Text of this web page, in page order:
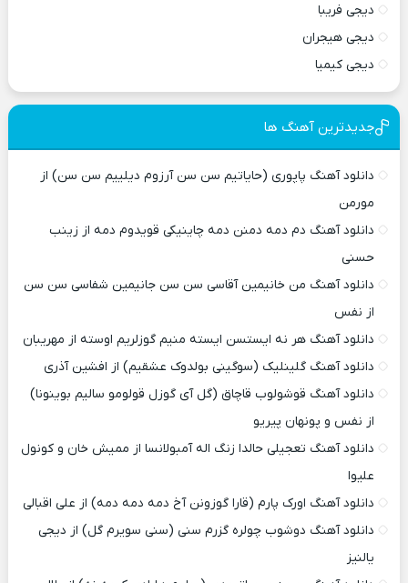
دیجی فریبا
دیجی هیجران
دیجی کیمیا
جدیدترین آهنگ ها
دانلود آهنگ پاپوری (حایاتیم سن سن آرزوم دیلییم سن سن) از
مورمن
دانلود آهنگ دم دمه دمنن دمه چاینیکی قویدوم دمه از زینب
حسنی
دانلود آهنگ من خانیمین آقاسی سن سن جانیمین شفاسی سن سن
از نفس
دانلود آهنگ هر نه ایستسن ایسته منیم گوزلریم اوسته از مهریبان
دانلود آهنگ گلینلیک (سوگینی بولدوک عشقیم) از افشین آذری
دانلود آهنگ قوشولوب قاچاق (گل آی گوزل قولومو سالیم بوینونا)
از نفس و پونهان پیریو
دانلود آهنگ تعجیلی حالدا زنگ اله آمبولانسا از ممیش خان و کونول
علیوا
دانلود آهنگ اورک پارم (قارا گوزونن آخ دمه دمه دمه) از علی اقبالی
دانلود آهنگ دوشوب چولره گزرم سنی (سنی سویرم گل) از دیجی
یالنیز